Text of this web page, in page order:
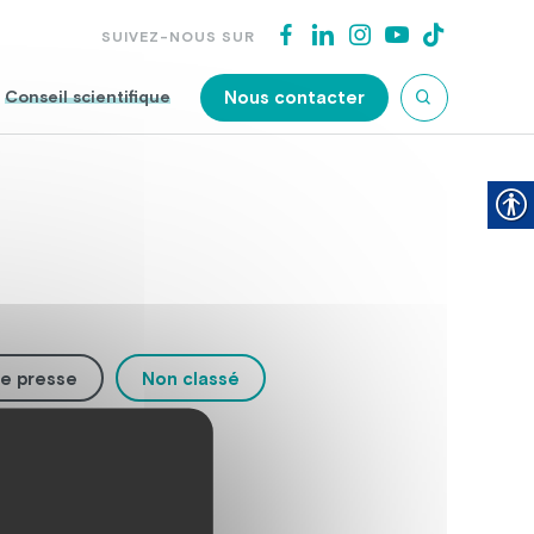
SUIVEZ-NOUS SUR
Conseil scientifique Nous contacter
presse Non classé